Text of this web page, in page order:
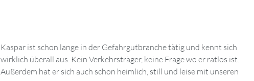
Kaspar ist schon lange in der Gefahrgutbranche tätig und kennt sich
wirklich überall aus. Kein Verkehrsträger, keine Frage wo er ratlos ist.
Außerdem hat er sich auch schon heimlich, still und leise mit unseren
virtuellen Schulungen vertraut gemacht, die er zum Teil als Moderator